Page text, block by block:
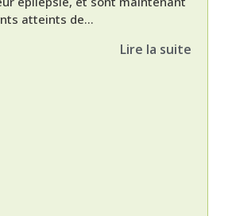
atteints de...
Lire la suite